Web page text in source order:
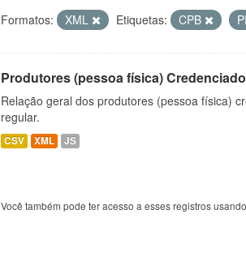
Formatos: XML Etiquetas: CPB
Produtores (pessoa física)
Relação geral dos produtores (pessoa física)
regular.
CSV XML JS
Você também pode ter acesso a esses registros